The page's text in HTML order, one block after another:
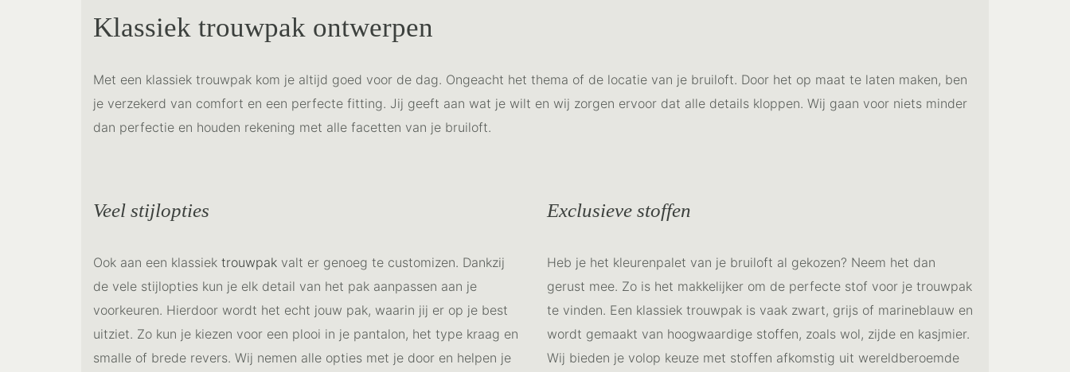
Klassiek trouwpak ontwerpen
Met een klassiek trouwpak kom je altijd goed voor de dag. Ongeacht het thema of de locatie van je bruiloft. Door het op maat te laten maken, ben
je verzekerd van comfort en een perfecte fitting. Jij geeft aan wat je wilt en wij zorgen ervoor dat alle details kloppen. Wij gaan voor niets minder
dan perfectie en houden rekening met alle facetten van je bruiloft.
Veel stijlopties
Ook aan een klassiek trouwpak valt er genoeg te customizen. Dankzij
de vele stijlopties kun je elk detail van het pak aanpassen aan je
voorkeuren. Hierdoor wordt het echt jouw pak, waarin jij er op je best
uitziet. Zo kun je kiezen voor een plooi in je pantalon, het type kraag en
smalle of brede revers. Wij nemen alle opties met je door en helpen je
Exclusieve stoffen
Heb je het kleurenpalet van je bruiloft al gekozen? Neem het dan
gerust mee. Zo is het makkelijker om de perfecte stof voor je trouwpak
te vinden. Een klassiek trouwpak is vaak zwart, grijs of marineblauw en
wordt gemaakt van hoogwaardige stoffen, zoals wol, zijde en kasjmier.
Wij bieden je volop keuze met stoffen afkomstig uit wereldberoemde